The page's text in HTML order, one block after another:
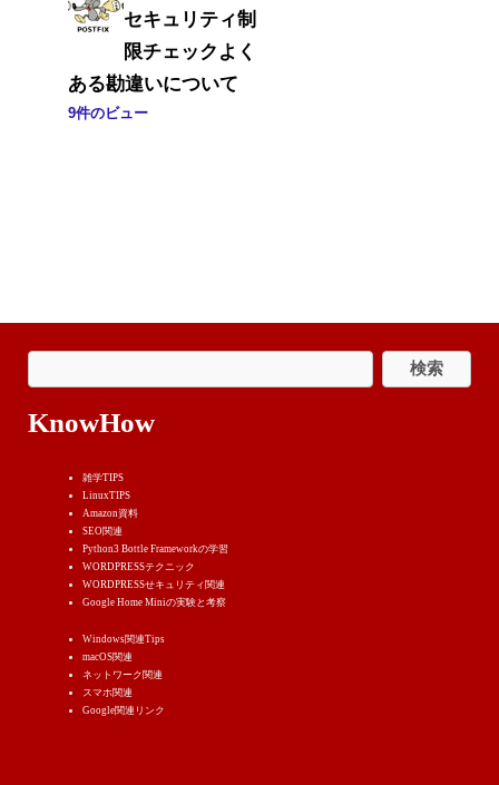
セキュリティ制
限チェックよく
ある勘違いについて
9件のビュー
KnowHow
雑学TIPS
LinuxTIPS
Amazon資料
SEO関連
Python3 Bottle Frameworkの学習
WORDPRESSテクニック
WORDPRESSせキュリティ関連
Google Home Miniの実験と考察
Windows関連Tips
macOS関連
ネットワーク関連
スマホ関連
Google関連リンク